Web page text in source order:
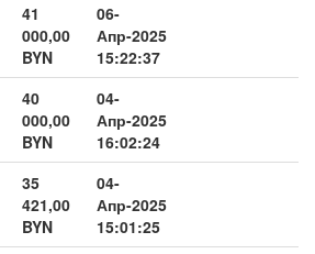
41
000,00
BYN
06-
Апр-2025
15:22:37
40
000,00
BYN
04-
Апр-2025
16:02:24
35
421,00
BYN
04-
Апр-2025
15:01:25